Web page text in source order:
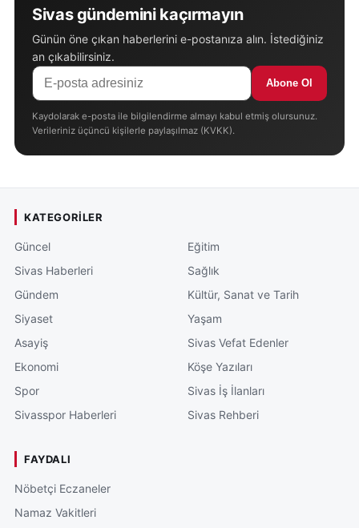
Sivas gündemini kaçırmayın
Günün öne çıkan haberlerini e-postanıza alın. İstediğiniz
an çıkabilirsiniz.
Abone Ol
Kaydolarak e-posta ile bilgilendirme almayı kabul etmiş olursunuz.
Verileriniz üçüncü kişilerle paylaşılmaz (KVKK).
KATEGORILER
Güncel
Sivas Haberleri
Gündem
Siyaset
Asayiş
Ekonomi
Spor
Sivasspor Haberleri
Eğitim
Sağlık
Kültür, Sanat ve Tarih
Yaşam
Sivas Vefat Edenler
Köşe Yazıları
Sivas İş İlanları
Sivas Rehberi
FAYDALI
Nöbetçi Eczaneler
Namaz Vakitleri